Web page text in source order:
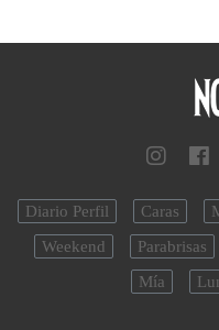
Diario Perfil Caras
Weekend
Parabrisas
Mía